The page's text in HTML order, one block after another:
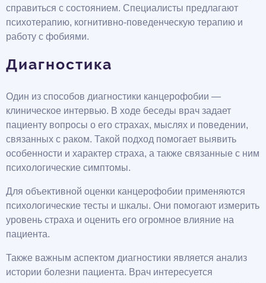
справиться с состоянием. Специалисты предлагают
психотерапию, когнитивно-поведенческую терапию и
работу с фобиями.
Диагностика
Один из способов диагностики канцерофобии —
клиническое интервью. В ходе беседы врач задает
пациенту вопросы о его страхах, мыслях и поведении,
связанных с раком. Такой подход помогает выявить
особенности и характер страха, а также связанные с ним
психологические симптомы.
Для объективной оценки канцерофобии применяются
психологические тесты и шкалы. Они помогают измерить
уровень страха и оценить его огромное влияние на
пациента.
Также важным аспектом диагностики является анализ
истории болезни пациента. Врач интересуется